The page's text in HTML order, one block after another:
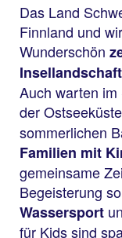
Das Land
Finnland und
Wunderschön
Auch warten
der Ostseeküste
sommerlichen
Familien mit
gemeinsame
Begeisterung
Wassersport
für Kids sind